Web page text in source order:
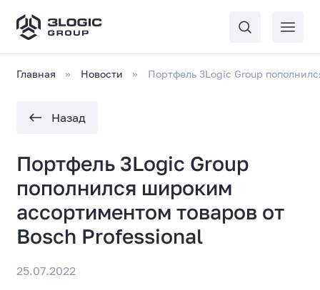
Главная Новости Портфель 3Logic Group
Назад
Портфель 3Logic Group
пополнился широким
ассортиментом товаров от
Bosch Professional
25.07.2022